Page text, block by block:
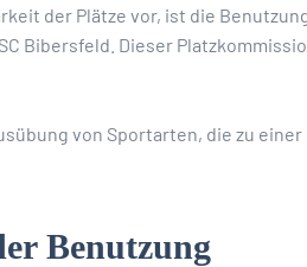
der Plätze vor, ist die
SC Bibersfeld. Dieser
von Sportarten, die zu
Benutzung